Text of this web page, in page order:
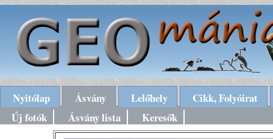
Nyitólap Ásvány Lelőhely
Cikk, Folyóirat
Új fotók
Ásvány lista Keresők